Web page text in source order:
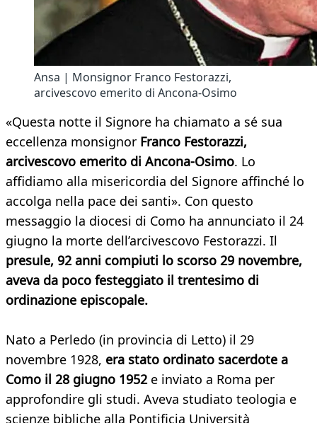
Ansa | Monsignor Franco Festorazzi,
arcivescovo emerito di Ancona-Osimo
«Questa notte il Signore ha chiamato a sé sua
eccellenza monsignor Franco Festorazzi,
arcivescovo emerito di Ancona-Osimo. Lo
affidiamo alla misericordia del Signore affinché lo
accolga nella pace dei santi». Con questo
messaggio la diocesi di Como ha annunciato il 24
giugno la morte dell’arcivescovo Festorazzi. Il
presule, 92 anni compiuti lo scorso 29 novembre,
aveva da poco festeggiato il trentesimo di
ordinazione episcopale.
Nato a Perledo (in provincia di Letto) il 29
novembre 1928, era stato ordinato sacerdote a
Como il 28 giugno 1952 e inviato a Roma per
approfondire gli studi. Aveva studiato teologia e
scienze bibliche alla Pontificia Università